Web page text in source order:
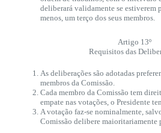
deliberará validamente se estiverem
menos, um terço dos seus membros.
Artigo 13º
Requisitos das
As deliberações são adotadas
membros da Comissão.
Cada membro da Comissão tem
empate nas votações, o Presidente
A votação faz-se nominalmente,
Comissão delibere maioritariamente